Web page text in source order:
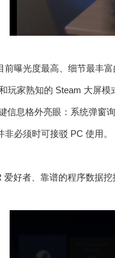
前曝光度最高、细节最丰
玩家熟知的 Steam 大屏
信息格外亮眼：系统弹窗
必须时可接驳 PC 使用。
爱好者、靠谱的程序数据